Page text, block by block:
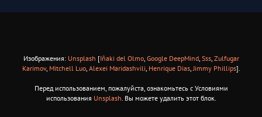
Изображения: Unsplash [Iñaki del Olmo, Google DeepMind, Sss, Zulfugar
Karimov, Mitchell Luo, Alexei Maridashvili, Henrique Dias, Jimmy Phillips].
Перед использованием, пожалуйста, ознакомьтесь с Условиями
использования Unsplash . Вы можете удалить этот блок.